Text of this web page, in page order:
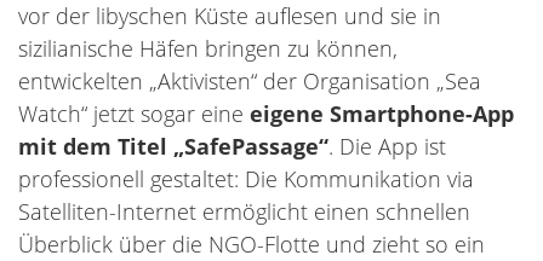
vor der libyschen Küste auflesen und sie in
sizilianische Häfen bringen zu können,
entwickelten „Aktivisten“ der Organisation „Sea
Watch“ jetzt sogar eine eigene Smartphone-App
mit dem Titel „SafePassage“. Die App ist
professionell gestaltet: Die Kommunikation via
Satelliten-Internet ermöglicht einen schnellen
Überblick über die NGO-Flotte und zieht so ein